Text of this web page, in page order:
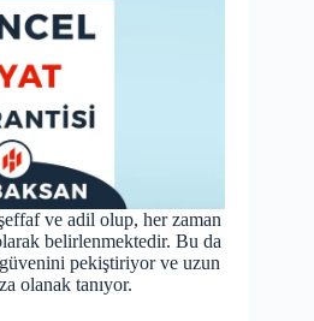
ve adil olup, her zaman
belirlenmektedir. Bu da
pekiştiriyor ve uzun
olanak tanıyor.